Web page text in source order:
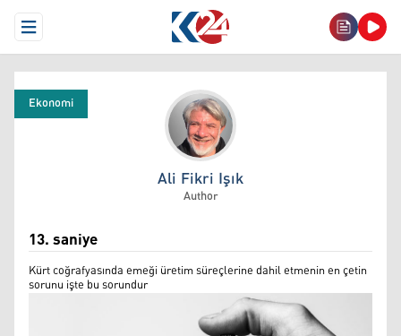
Open Menu
Ekonomi
Ali Fikri Işık
Ali Fikri Işık
Author
13. saniye
Kürt coğrafyasında emeği üretim süreçlerine dahil etmenin en çetin
sorunu işte bu sorundur